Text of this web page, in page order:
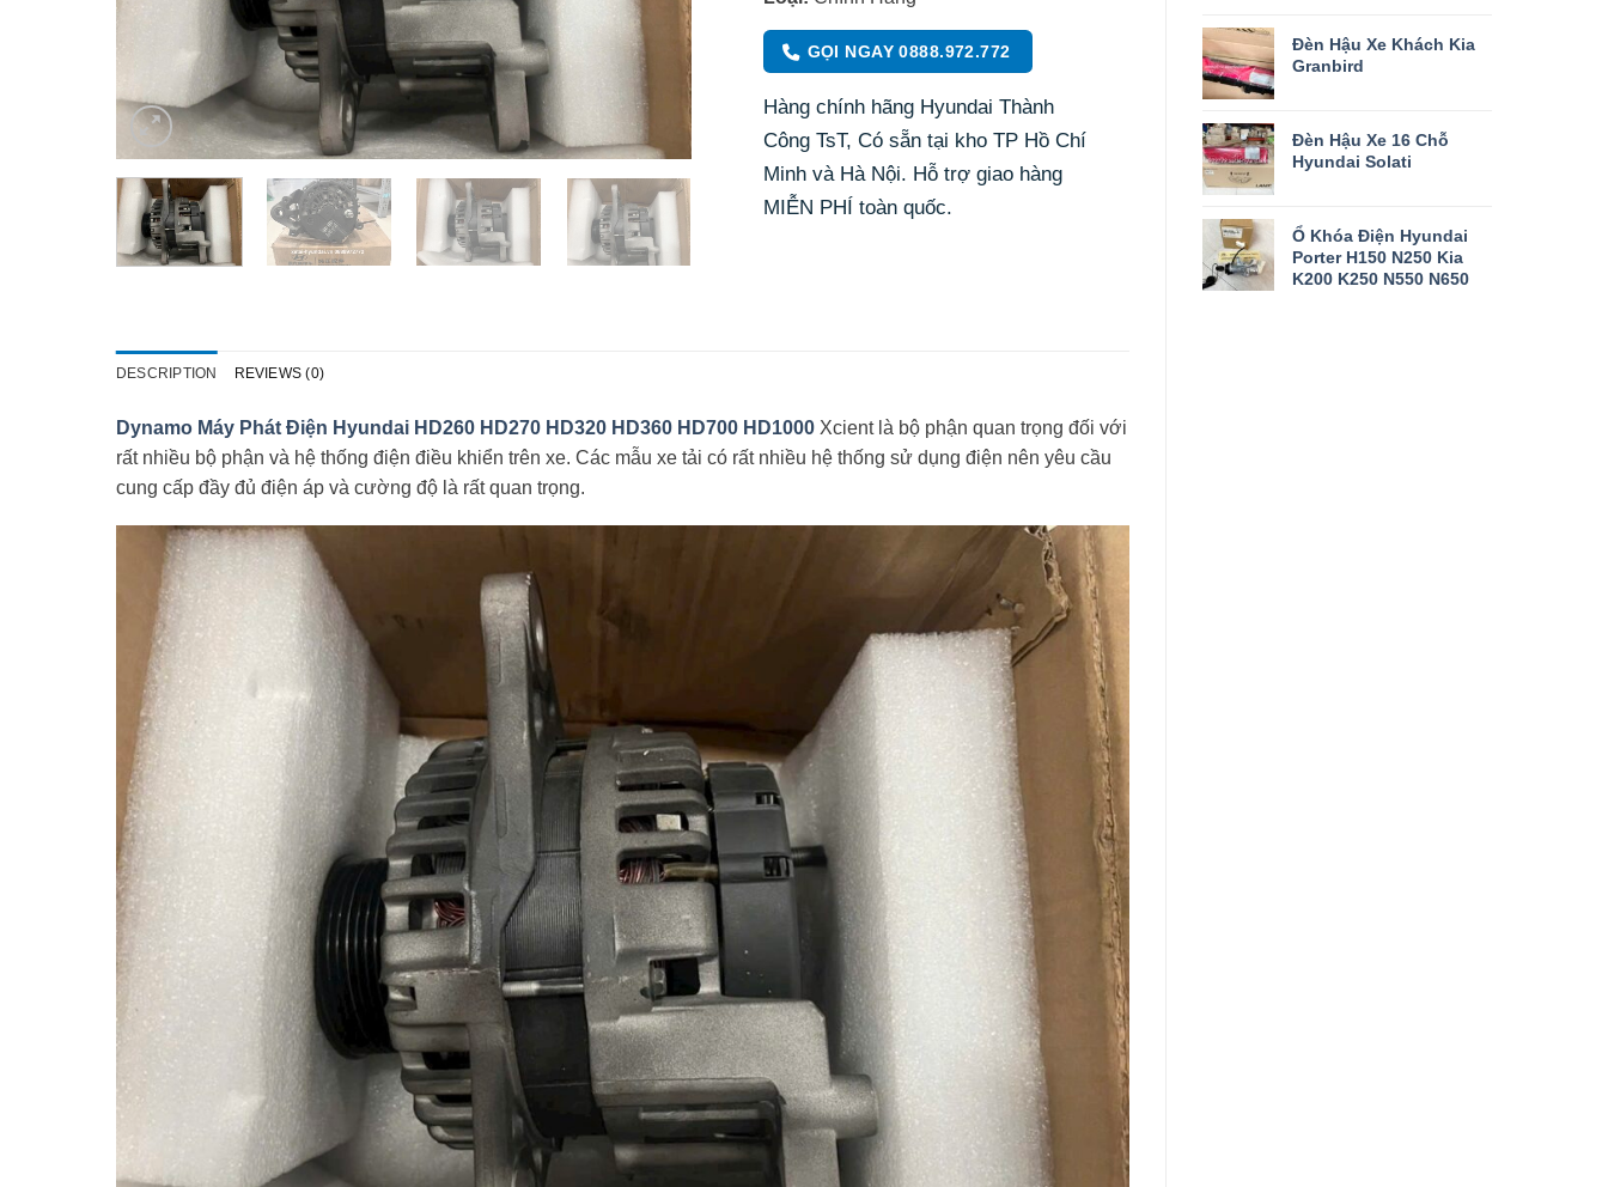
Đèn Hậu Xe Khách Kia
Granbird
Đèn Hậu Xe 16 Chỗ
Hyundai Solati
Ổ Khóa Điện Hyundai
Porter H150 N250 Kia
K200 K250 N550 N650
GỌI NGAY 0888.972.772
Hàng chính hãng Hyundai Thành
Công TsT, Có sẵn tại kho TP Hồ Chí
Minh và Hà Nội. Hỗ trợ giao hàng
MIỄN PHÍ toàn quốc.
DESCRIPTION REVIEWS (0)
Dynamo Máy Phát Điện Hyundai HD260 HD270 HD320 HD360 HD700 HD1000 Xcient là bộ phận quan trọng đối với
rất nhiều bộ phận và hệ thống điện điều khiển trên xe. Các mẫu xe tải có rất nhiều hệ thống sử dụng điện nên yêu cầu
cung cấp đầy đủ điện áp và cường độ là rất quan trọng.